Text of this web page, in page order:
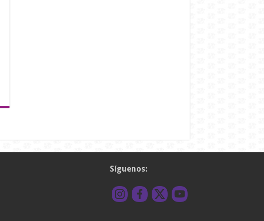
Síguenos: